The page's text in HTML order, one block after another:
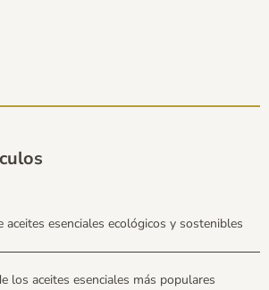
aceites esenciales ecológicos y sostenibles
los aceites esenciales más populares